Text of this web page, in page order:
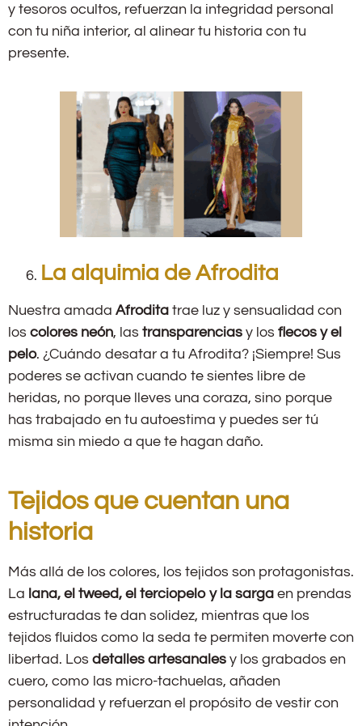
y tesoros ocultos, refuerzan la integridad personal
con tu niña interior, al alinear tu historia con tu
presente.
La alquimia de Afrodita
Nuestra amada Afrodita trae luz y sensualidad con
los colores neón, las transparencias y los flecos y el
pelo. ¿Cuándo desatar a tu Afrodita? ¡Siempre! Sus
poderes se activan cuando te sientes libre de
heridas, no porque lleves una coraza, sino porque
has trabajado en tu autoestima y puedes ser tú
misma sin miedo a que te hagan daño.
Tejidos que cuentan una
historia
Más allá de los colores, los tejidos son protagonistas.
La lana, el tweed, el terciopelo y la sarga en prendas
estructuradas te dan solidez, mientras que los
tejidos fluidos como la seda te permiten moverte con
libertad. Los detalles artesanales y los grabados en
cuero, como las micro-tachuelas, añaden
personalidad y refuerzan el propósito de vestir con